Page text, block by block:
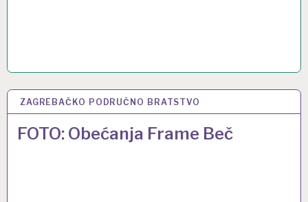
ZAGREBAČKO PODRUČNO BRATSTVO
FOTO: Obećanja Frame Beč
14 STU 2016